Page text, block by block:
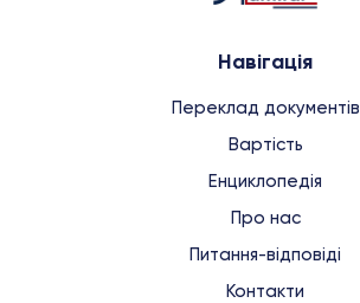
Навігація
Переклад документів
Вартість
Енциклопедія
Про нас
Питання-відповіді
Контакти